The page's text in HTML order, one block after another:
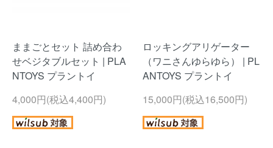
ままごとセット 詰め合わ
せベジタブルセット | PLA
NTOYS プラントイ
4,000円(税込4,400円)
ロッキングアリゲーター
（ワニさんゆらゆら） | PL
ANTOYS プラントイ
15,000円(税込16,500円)